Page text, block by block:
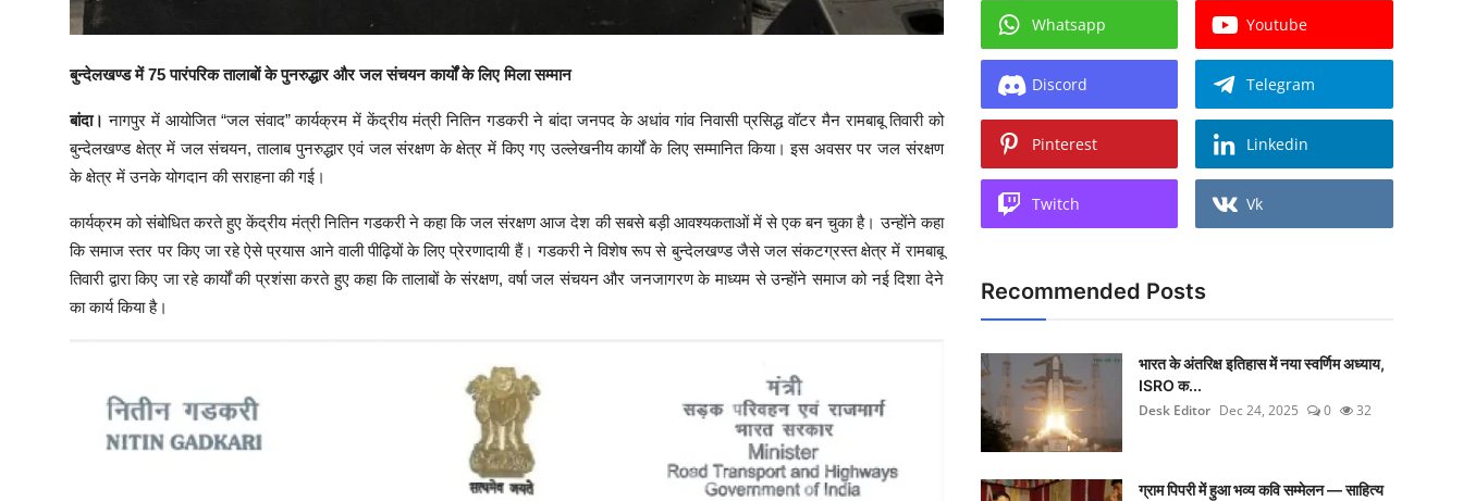
बुन्देलखण्ड में 75 पारंपरिक तालाबों के पुनरुद्धार और जल संचयन कार्यों के लिए मिला सम्मान
बांदा। नागपुर में आयोजित “जल संवाद” कार्यक्रम में केंद्रीय मंत्री नितिन गडकरी ने बांदा जनपद के अधांव गांव निवासी प्रसिद्ध वॉटर मैन रामबाबू तिवारी को
बुन्देलखण्ड क्षेत्र में जल संचयन, तालाब पुनरुद्धार एवं जल संरक्षण के क्षेत्र में किए गए उल्लेखनीय कार्यों के लिए सम्मानित किया। इस अवसर पर जल संरक्षण
के क्षेत्र में उनके योगदान की सराहना की गई।
कार्यक्रम को संबोधित करते हुए केंद्रीय मंत्री नितिन गडकरी ने कहा कि जल संरक्षण आज देश की सबसे बड़ी आवश्यकताओं में से एक बन चुका है। उन्होंने कहा
कि समाज स्तर पर किए जा रहे ऐसे प्रयास आने वाली पीढ़ियों के लिए प्रेरणादायी हैं। गडकरी ने विशेष रूप से बुन्देलखण्ड जैसे जल संकटग्रस्त क्षेत्र में रामबाबू
तिवारी द्वारा किए जा रहे कार्यों की प्रशंसा करते हुए कहा कि तालाबों के संरक्षण, वर्षा जल संचयन और जनजागरण के माध्यम से उन्होंने समाज को नई दिशा देने
का कार्य किया है।
Whatsapp Youtube
Discord Telegram
Pinterest Linkedin
Twitch Vk
Recommended Posts
भारत के अंतरिक्ष इतिहास में नया स्वर्णिम अध्याय,
ISRO क...
Desk Editor Dec 24, 2025 0 32
ग्राम पिपरी में हुआ भव्य कवि सम्मेलन — साहित्य